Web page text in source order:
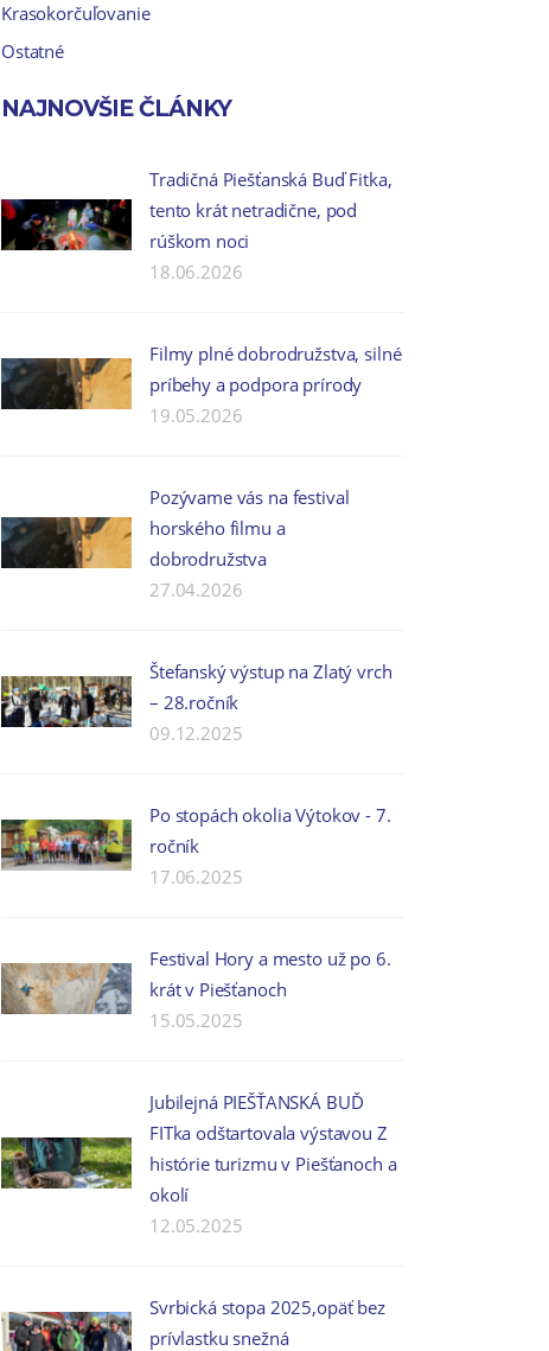
Krasokorčuľovanie
Ostatné
NAJNOVŠIE ČLÁNKY
Tradičná Piešťanská Buď Fitka,
tento krát netradične, pod
rúškom noci
18.06.2026
Filmy plné dobrodružstva, silné
príbehy a podpora prírody
19.05.2026
Pozývame vás na festival
horského filmu a
dobrodružstva
27.04.2026
Štefanský výstup na Zlatý vrch
– 28.ročník
09.12.2025
Po stopách okolia Výtokov - 7.
ročník
17.06.2025
Festival Hory a mesto už po 6.
krát v Piešťanoch
15.05.2025
Jubilejná PIEŠŤANSKÁ BUĎ
FITka odštartovala výstavou Z
histórie turizmu v Piešťanoch a
okolí
12.05.2025
Svrbická stopa 2025,opäť bez
prívlastku snežná